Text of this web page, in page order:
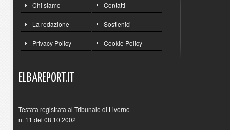
Chi siamo Contatti
La redazione Sostienici
Privacy Policy Cookie Policy
ELBAREPORT.IT
Testata registrata al Tribunale di Livorno
n. 11 del 08.10.2002